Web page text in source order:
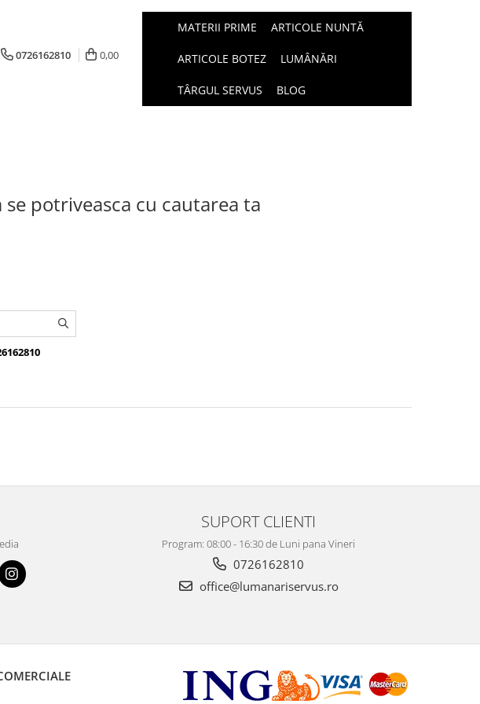
0726162810 0,00
MATERII PRIME ARTICOLE NUNTĂ
ARTICOLE BOTEZ LUMÂNĂRI
TÂRGUL SERVUS BLOG
potriveasca cu cautarea ta
SUPORT CLIENTI
Program: 08:00 - 16:30 de Luni pana Vineri
0726162810
office@lumanariservus.ro